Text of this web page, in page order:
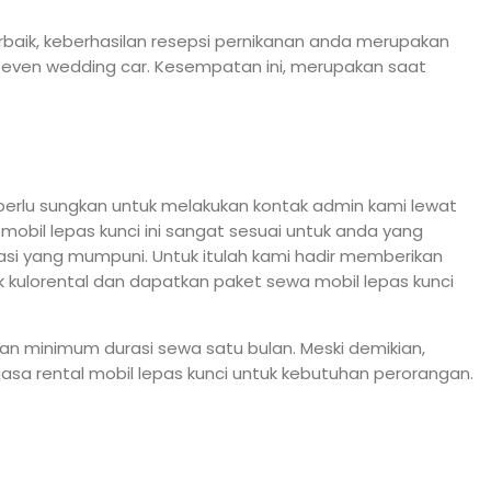
keberhasilan resepsi pernikanan anda merupakan
wedding car. Kesempatan ini, merupakan saat
sungkan untuk melakukan kontak admin kami lewat
lepas kunci ini sangat sesuai untuk anda yang
yang mumpuni. Untuk itulah kami hadir memberikan
dan dapatkan paket sewa mobil lepas kunci
minimum durasi sewa satu bulan. Meski demikian,
rental mobil lepas kunci untuk kebutuhan perorangan.